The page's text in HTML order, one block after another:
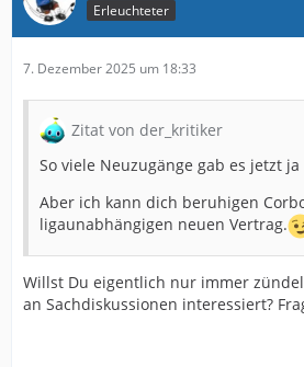
Erleuchteter
7. Dezember 2025 um 18:33
Zitat von der_kritiker
So viele Neuzugänge gab es jetzt
Aber ich kann dich beruhigen
ligaunabhängigen neuen Vertrag.
Willst Du eigentlich nur immer
an Sachdiskussionen interessiert?